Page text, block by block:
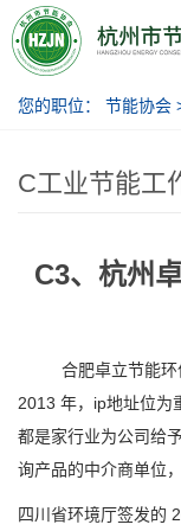
节能协会
您的职位： 节能协会
C工业节能工
C3、杭州
合肥卓立节能
2013 年，ip地址位为
都是家行业为公司给
询产品的中介商单位
四川省环境厅签发的